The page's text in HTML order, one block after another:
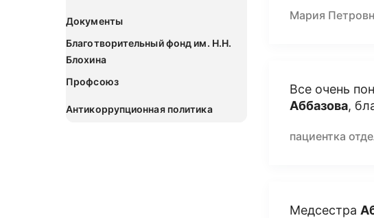
Документы
Благотворительный фонд им. Н.Н.
Блохина
Профсоюз
Антикоррупционная политика
Мария
Все очень
Аббазова,
пациентка
Медсестра